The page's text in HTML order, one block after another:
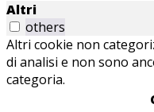
Altri
others
Altri cookie non
di analisi e non sono
categoria.